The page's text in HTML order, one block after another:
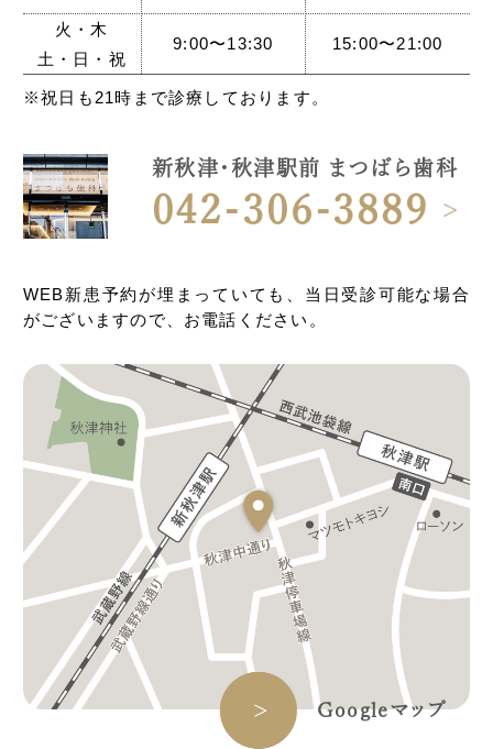
火・木
土・日・祝
9:00〜13:30 15:00〜21:00
※祝日も21時まで診療しております。
新秋津・秋津駅前 まつばら歯科
042-306-3889
WEB新患予約が埋まっていても、当日受診可能な場合
がございますので、お電話ください。
Googleマップ